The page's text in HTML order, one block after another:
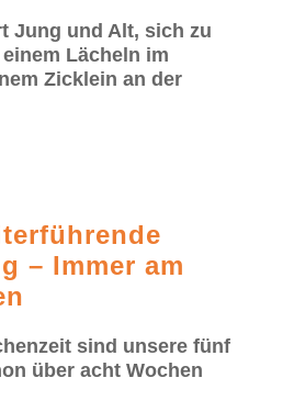
Jung und Alt, sich zu
Lächeln im
Zicklein an der
– Immer am
sind unsere fünf
über acht Wochen